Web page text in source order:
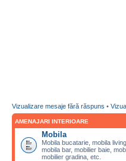
Vizualizare mesaje fără răspuns •
AMENAJARI INTERIOARE
Mobila
Mobila bucatarie, mobila
mobila bar, mobilier baie,
mobilier gradina, etc.